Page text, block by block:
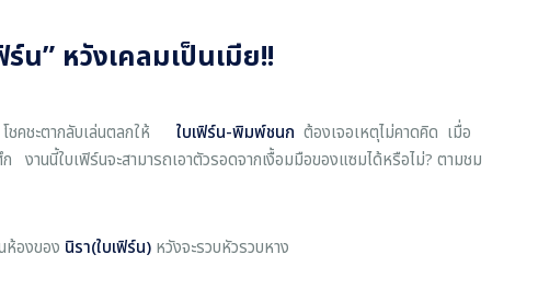
น” หวังเคลมเป็นเมีย!!
ชคชะตากลับเล่นตลกให้ ใบเฟิร์น-พิมพ์ชนก ต้องเจอเหตุไม่คาดคิด เมื่อ
งานนี้ใบเฟิร์นจะสามารถเอาตัวรอดจากเงื้อมมือของแซมได้หรือไม่? ตามชม
ห้องของ นิรา(ใบเฟิร์น) หวังจะรวบหัวรวบหาง